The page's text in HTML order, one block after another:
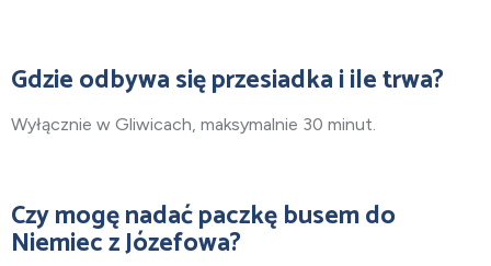
Gdzie odbywa się przesiadka i ile trwa?
Wyłącznie w Gliwicach, maksymalnie 30 minut.
Czy mogę nadać paczkę busem do
Niemiec z Józefowa?